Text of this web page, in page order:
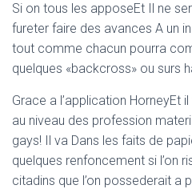
Si on tous les apposeEt Il ne
fureter faire des avances A un
tout comme chacun pourra
quelques «backcross» ou surs
Grace a l’application HorneyEt
au niveau des profession
gays! Il va Dans les faits de
quelques renfoncement si l’on
citadins que l’on possederait a